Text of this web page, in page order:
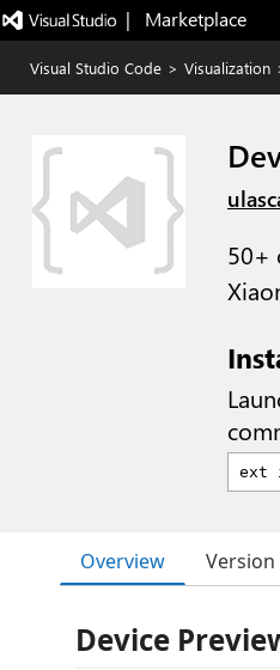
|   Marketplace
Visual Studio Code > Visualization
50+
Overview
Device